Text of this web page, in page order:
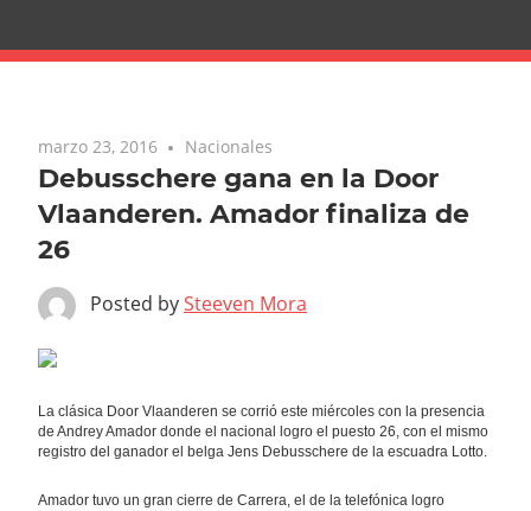
marzo 23, 2016 Nacionales
Debusschere gana en la Door
Vlaanderen. Amador finaliza de
26
Posted bySteeven Mora
La clásica Door Vlaanderen se corrió este miércoles con la presencia
de Andrey Amador donde el nacional logro el puesto 26, con el mismo
registro del ganador el belga Jens Debusschere de la escuadra Lotto.
Amador tuvo un gran cierre de Carrera, el de la telefónica logro